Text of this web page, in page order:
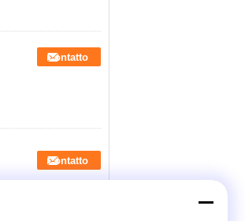
Contatto
Contatto